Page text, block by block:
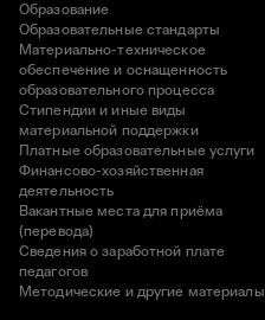
Образование
Образовательные стандарты
Материально-техническое
обеспечение и оснащенность
образовательного процесса
Стипендии и иные виды
материальной поддержки
Платные образовательные услуги
Финансово-хозяйственная
деятельность
Вакантные места для приёма
(перевода)
Сведения о заработной плате
педагогов
Методические и другие материалы